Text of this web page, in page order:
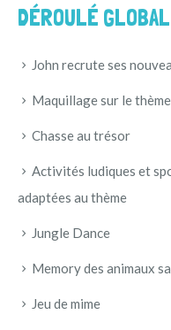
DÉROULÉ
John recrute ses
Maquillage sur le
Chasse au trésor
Activités ludiques et
adaptées au thème
Jungle Dance
Memory des animaux
Jeu de mime